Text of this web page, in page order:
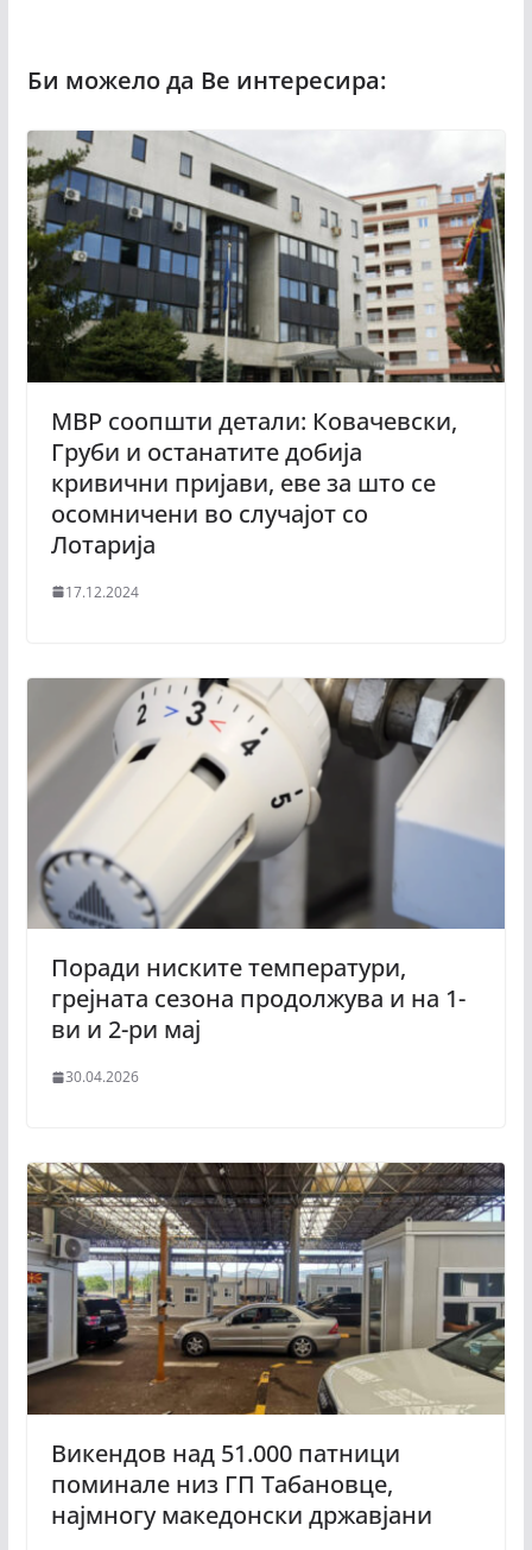
МВР соопшти детали: Ковачевски,
Груби и останатите добија
кривични пријави, еве за што се
осомничени во случајот со
Лотарија
17.12.2024
Поради ниските температури,
грејната сезона продолжува и на 1-
ви и 2-ри мај
30.04.2026
Викендов над 51.000 патници
поминале низ ГП Табановце,
најмногу македонски државјани